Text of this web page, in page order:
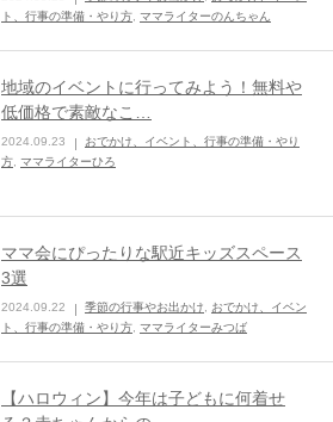
ト、行事の準備・やり方, ママライターのんちゃん
地域のイベントに行ってみよう！無料や
低価格で素敵なこ…
2024.09.23
おでかけ、イベント、行事の準備・やり
方, ママライターひろ
ママ会にぴったりな駅近キッズスペース
3選
2024.09.22 季節の行事やお出かけ
おでかけ、イベン
ト、行事の準備・やり方 ママライターみつば
【ハロウィン】今年は子どもに何着せ